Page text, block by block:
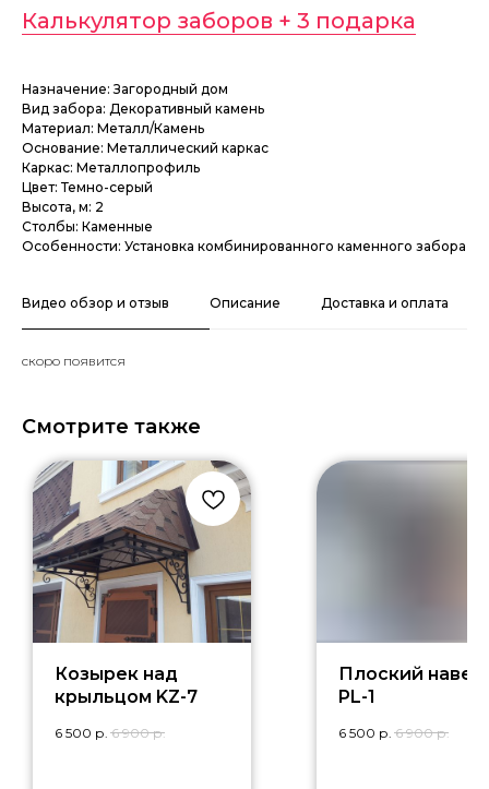
Калькулятор заборов + 3 подарка
Назначение: Загородный дом
Вид забора: Декоративный камень
Материал: Металл/Камень
Основание: Металлический каркас
Каркас: Металлопрофиль
Цвет: Темно-серый
Высота, м: 2
Столбы: Каменные
Особенности: Установка комбинированного каменного забора
Видео обзор и отзыв Описание Доставка и оплата
скоро появится
Смотрите также
Козырек над
крыльцом KZ-7
6 500 р. 6 900 р.
Плоский навес
PL-1
6 500 р. 6 900 р.